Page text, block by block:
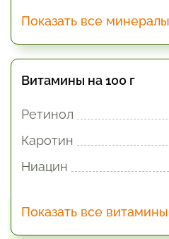
Показать все минералы
Витамины на 100 г
Ретинол
Каротин
Ниацин
Показать все витамины